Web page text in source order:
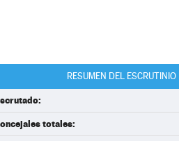
RESUMEN DEL
totales: